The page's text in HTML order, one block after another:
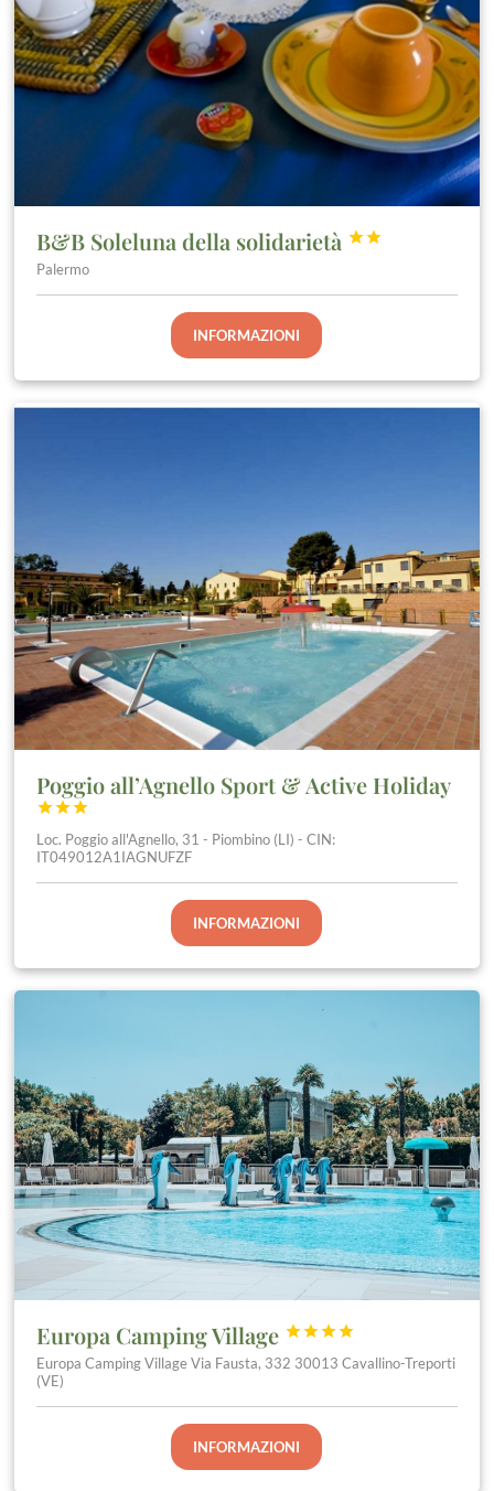
B&B Soleluna della solidarietà 

Palermo
INFORMAZIONI
Poggio all’Agnello Sport & Active Holiday



Loc. Poggio all'Agnello, 31 - Piombino (LI) - CIN:
IT049012A1IAGNUFZF
INFORMAZIONI
Europa Camping Village 



Europa Camping Village Via Fausta, 332 30013 Cavallino-Treporti
(VE)
INFORMAZIONI